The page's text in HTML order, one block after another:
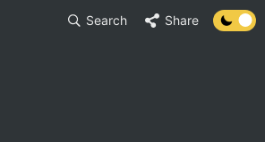
Search Share